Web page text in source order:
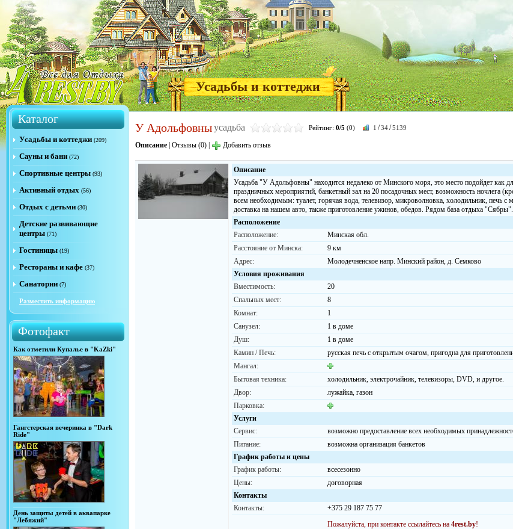
Усадьбы и коттеджи
Каталог
Усадьбы и коттеджи (209)
Сауны и бани (72)
Спортивные центры (93)
Активный отдых (56)
Отдых с детьми (30)
Детские развивающие
центры (71)
Гостиницы (19)
Рестораны и кафе (37)
Санатории (7)
Разместить информацию
Фотофакт
Как отметили Купалье в "KaZki"
Гангстерская вечеринка в "Dark
Ride"
День защиты детей в аквапарке
"Лебяжий"
У Адольфовныусадьба Рейтинг: 0/5 (0) 1 /34/5139
Описание Отзывы (0) Добавить отзыв
Описание
Усадьба "У Адольфовны" находится недалеко от Минского моря, это место подойдет как
праздничных мероприятий, банкетный зал на 20 посадочных мест, возможность ночлега
всем необходимым: туалет, горячая вода, телевизор, микроволновка, холодильник, печь
доставка на нашем авто, также приготовление ужинов, обедов. Рядом база отдыха "Сябры".
Расположение
Расположение:
Минская обл.
Расстояние от Минска:
9 км
Адрес:
Молодечненское напр. Минский район, д. Семково
Условия проживания
Вместимость:
20
Спальных мест:
8
Комнат:
1
Санузел:
1 в доме
Душ:
1 в доме
Камин / Печь:
русская печь с открытым очагом, пригодна для
Мангал:
Бытовая техника:
холодильник, электрочайник, телевизоры, DVD, и другое.
Двор:
лужайка, газон
Парковка:
Услуги
Сервис:
возможно предоставление всех необходимых
Питание:
возможна организация банкетов
График работы и цены
График работы:
всесезонно
Цены:
договорная
Контакты
Контакты:
+375 29 187 75 77
Пожалуйста, при контакте ссылайтесь на 4rest.by!